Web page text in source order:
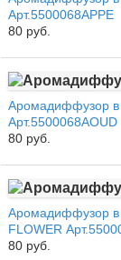
Арт.5500068APPE
80 руб.
Аромадиффузор в
Арт.5500068AOUD
80 руб.
Аромадиффузор в
FLOWER
80 руб.